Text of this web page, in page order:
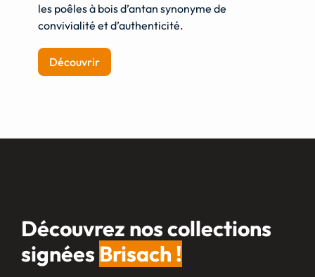
les poêles à bois d’antan synonyme de
convivialité et d’authenticité.
Découvrir
Découvrez nos collections
signées Brisach !